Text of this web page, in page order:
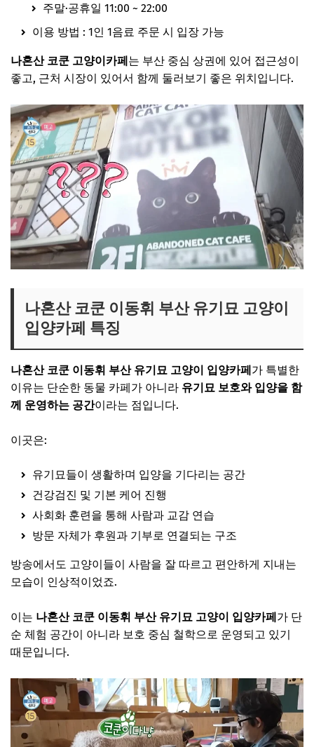
주말·공휴일 11:00 ~ 22:00
이용 방법 : 1인 1음료 주문 시 입장 가능
나혼산 코쿤 고양이카페는 부산 중심 상권에 있어 접근성이
좋고, 근처 시장이 있어서 함께 둘러보기 좋은 위치입니다.
나혼산 코쿤 이동휘 부산 유기묘 고양이
입양카페 특징
나혼산 코쿤 이동휘 부산 유기묘 고양이 입양카페가 특별한
이유는 단순한 동물 카페가 아니라 유기묘 보호와 입양을 함
께 운영하는 공간이라는 점입니다.
이곳은:
유기묘들이 생활하며 입양을 기다리는 공간
건강검진 및 기본 케어 진행
사회화 훈련을 통해 사람과 교감 연습
방문 자체가 후원과 기부로 연결되는 구조
방송에서도 고양이들이 사람을 잘 따르고 편안하게 지내는
모습이 인상적이었죠.
이는 나혼산 코쿤 이동휘 부산 유기묘 고양이 입양카페가 단
순 체험 공간이 아니라 보호 중심 철학으로 운영되고 있기
때문입니다.